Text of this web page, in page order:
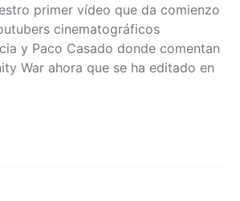
primer vídeo que da comienzo
cinematográficos
y Paco Casado donde comentan
War ahora que se ha editado en